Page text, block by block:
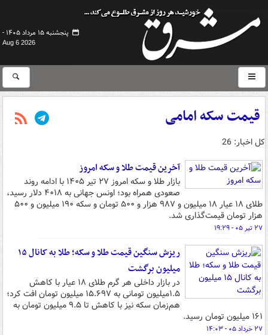
پنجشنبه ۱۵ مرداد ۱۴۰۵ -
Aug 6 2026
قیمت سکه امامی
کل اخبار: 26
آخرین قیمت طلا و سکه امروز
بازار طلا و سکه امروز ۲۷ تیر ۱۴۰۵ با ادامه روند
صعودی همراه بود؛ اونس جهانی به ۴۰۱۸ دلار رسید،
طلای ۱۸ عیار ۱۸ میلیون و ۹۸۷ هزار و ۵۰۰ تومان و سکه ۱۹۰ میلیون و ۵۰۰
هزار تومان قیمت‌گذاری شد.
۲۷ تیر ۰۵ - ۱۹:۲۹
ریزش سنگین قیمت طلا و سکه؛ طلا به کانال ۱۵
میلیون برگشت
در بازار داخلی هر گرم طلای ۱۸ عیار با کاهش
۱.۵میلیون تومانی به ۱۵.۶۹۷ میلیون تومان افت کرد؛
هم‌زمان سکه نیز با کاهش تا ۹.۵ میلیون تومان به
۱۶۱ میلیون تومان رسید.
۲۷ خرداد ۰۵ - ۱۴:۰۳